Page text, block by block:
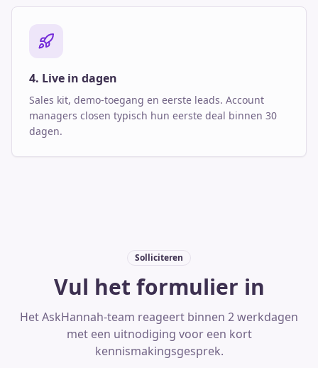
4. Live in dagen
Sales kit, demo-toegang en eerste leads. Account
managers closen typisch hun eerste deal binnen 30
dagen.
Solliciteren
Vul het formulier in
Het AskHannah-team reageert binnen 2 werkdagen
met een uitnodiging voor een kort
kennismakingsgesprek.